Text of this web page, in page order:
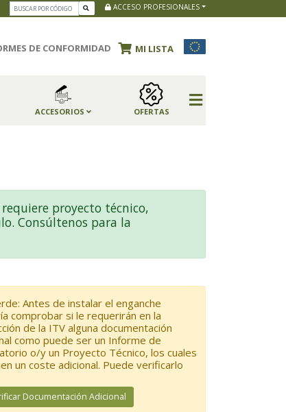
ACCESO PROFESIONALES
DE CONFORMIDAD MI LISTA
ACCESORIOS OFERTAS
proyecto técnico,
Consúltenos para la
Antes de instalar el enganche
comprobar si le requerirán en la
de la ITV alguna documentación
como puede ser un Informe de
o/y un Proyecto Técnico, los cuales
un coste adicional. Puede verificarlo
Documentación Adicional